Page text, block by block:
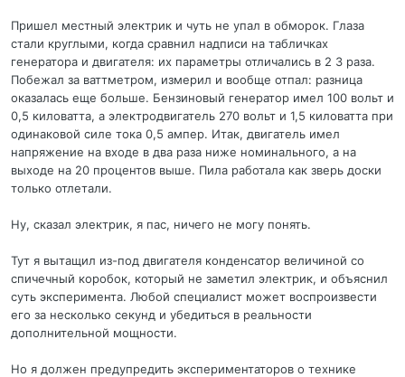
Пришел местный электрик и чуть не упал в обморок. Глаза
стали круглыми, когда сравнил надписи на табличках
генератора и двигателя: их параметры отличались в 2 3 раза.
Побежал за ваттметром, измерил и вообще отпал: разница
оказалась еще больше. Бензиновый генератор имел 100 вольт и
0,5 киловатта, а электродвигатель 270 вольт и 1,5 киловатта при
одинаковой силе тока 0,5 ампер. Итак, двигатель имел
напряжение на входе в два раза ниже номинального, а на
выходе на 20 процентов выше. Пила работала как зверь доски
только отлетали.
Ну, сказал электрик, я пас, ничего не могу понять.
Тут я вытащил из-под двигателя конденсатор величиной со
спичечный коробок, который не заметил электрик, и объяснил
суть эксперимента. Любой специалист может воспроизвести
его за несколько секунд и убедиться в реальности
дополнительной мощности.
Но я должен предупредить экспериментаторов о технике